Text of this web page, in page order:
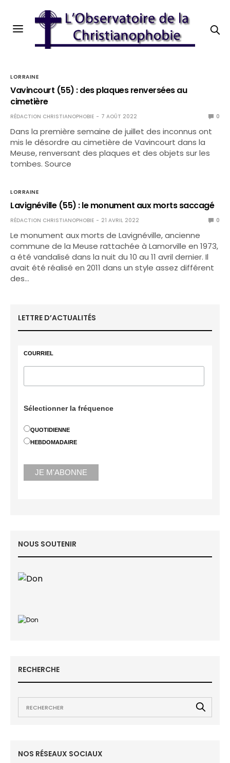
LORRAINE
Vavincourt (55) : des plaques renversées au
cimetière
RÉDACTION CHRISTIANOPHOBIE 7 AOÛT 2022 0
Dans la première semaine de juillet des inconnus ont
mis le désordre au cimetière de Vavincourt dans la
Meuse, renversant des plaques et des objets sur les
tombes. Source
LORRAINE
Lavignéville (55) : le monument aux morts saccagé
RÉDACTION CHRISTIANOPHOBIE 21 AVRIL 2022 0
Le monument aux morts de Lavignéville, ancienne
commune de la Meuse rattachée à Lamorville en 1973,
a été vandalisé dans la nuit du 10 au 11 avril dernier. Il
avait été réalisé en 2011 dans un style assez différent
des…
LETTRE D’ACTUALITÉS
COURRIEL
Sélectionner la fréquence
QUOTIDIENNE
HEBDOMADAIRE
NOUS SOUTENIR
RECHERCHE
NOS RÉSEAUX SOCIAUX